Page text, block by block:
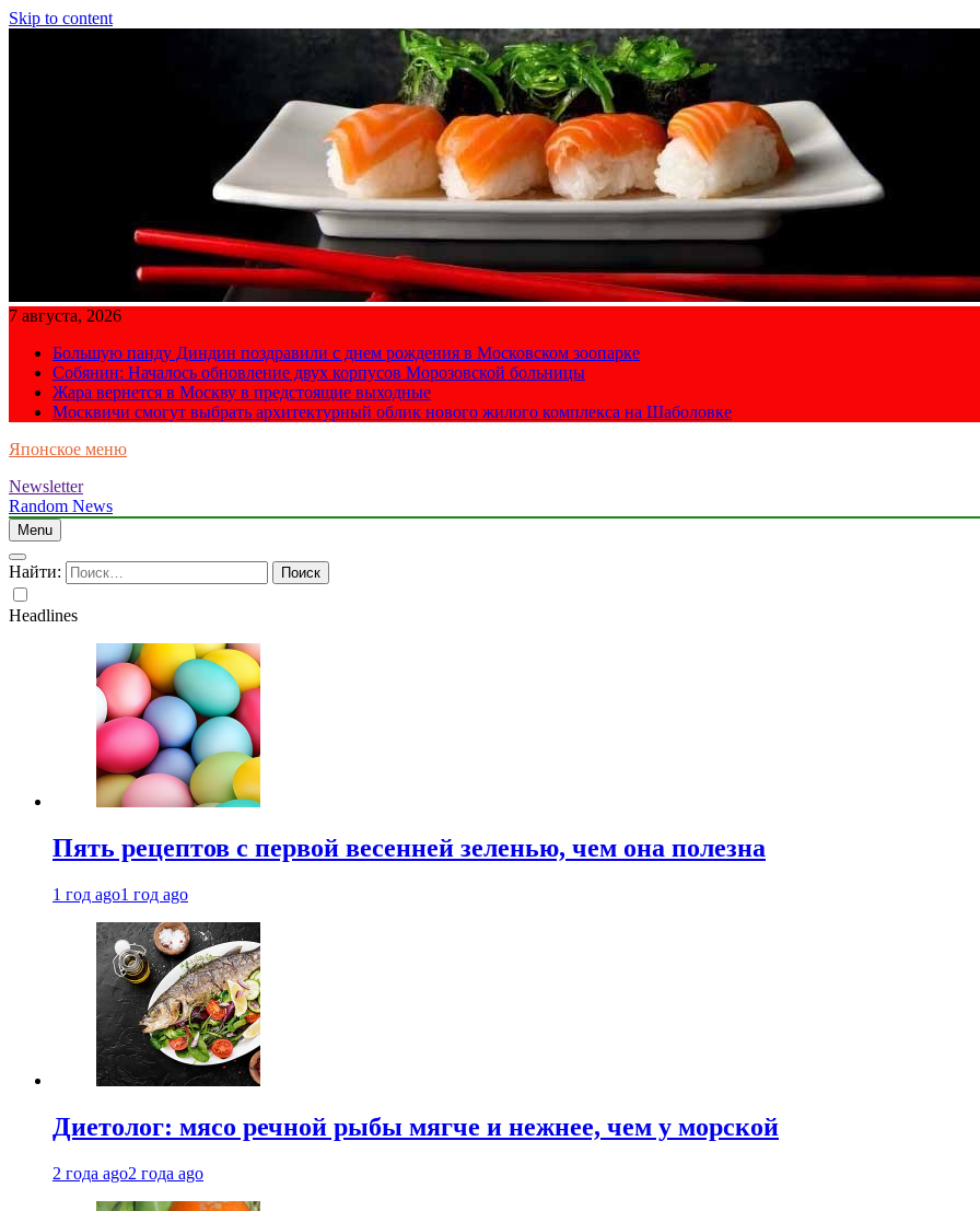
Skip to content
7 августа, 2026
Большую панду Диндин поздравили с днем рождения в Московском зоопарке
Собянин: Началось обновление двух корпусов Морозовской больницы
Жара вернется в Москву в предстоящие выходные
Москвичи смогут выбрать архитектурный облик нового жилого комплекса на Шаболовке
Японское меню
Newsletter
Random News
Menu
Найти:
Headlines
Пять рецептов с первой весенней зеленью, чем она полезна
1 год ago1 год ago
Диетолог: мясо речной рыбы мягче и нежнее, чем у морской
2 года ago2 года ago